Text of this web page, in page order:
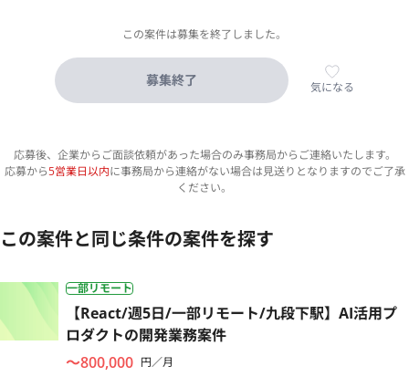
この案件は募集を終了しました。
募集終了 気になる
応募後、企業からご面談依頼があった場合のみ事務局からご連絡いたします。
応募から5営業日以内に事務局から連絡がない場合は見送りとなりますのでご了承
ください。
この案件と同じ条件の案件を探す
一部リモート
【React/週5日/一部リモート/九段下駅】AI活用プ
ロダクトの開発業務案件
〜800,000 円／月